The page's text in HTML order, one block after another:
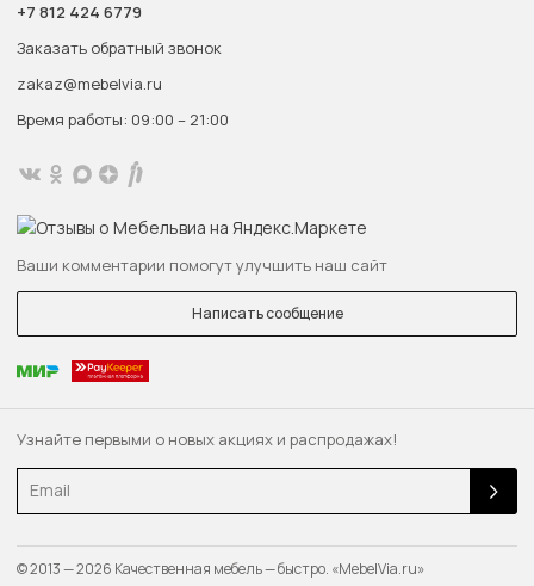
Узнайте первыми о новых акциях и распродажах!
Email
+7 812 424 6779
Заказать обратный звонок
zakaz@mebelvia.ru
Время работы: 09:00 – 21:00
Ваши комментарии помогут улучшить наш сайт
Написать сообщение
© 2013 — 2026 Качественная мебель — быстро. «MebelVia.ru»